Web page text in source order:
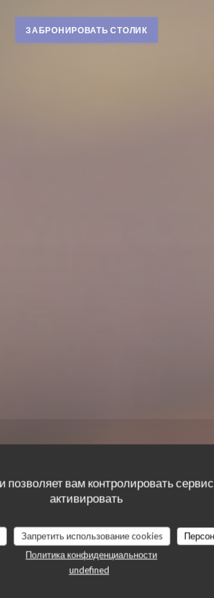
позволяет вам контролировать
активировать
Запретить использование cookies
Политика конфиденциальности
undefined
ЗАБРОНИРОВАТЬ СТОЛИК